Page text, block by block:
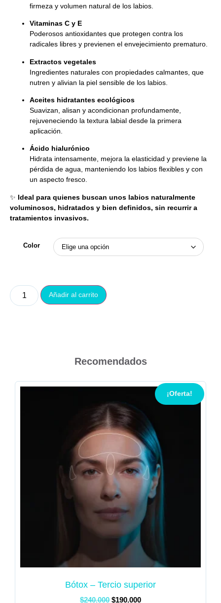
firmeza y volumen natural de los labios.
Vitaminas C y E
Poderosos antioxidantes que protegen contra los
radicales libres y previenen el envejecimiento prematuro.
Extractos vegetales
Ingredientes naturales con propiedades calmantes, que
nutren y alivian la piel sensible de los labios.
Aceites hidratantes ecológicos
Suavizan, alisan y acondicionan profundamente,
rejuveneciendo la textura labial desde la primera
aplicación.
Ácido hialurónico
Hidrata intensamente, mejora la elasticidad y previene la
pérdida de agua, manteniendo los labios flexibles y con
un aspecto fresco.
✨ Ideal para quienes buscan unos labios naturalmente
voluminosos, hidratados y bien definidos, sin recurrir a
tratamientos invasivos.
Color
Añadir al carrito
Recomendados
¡Oferta!
Bótox – Tercio superior
$240.000 $190.000